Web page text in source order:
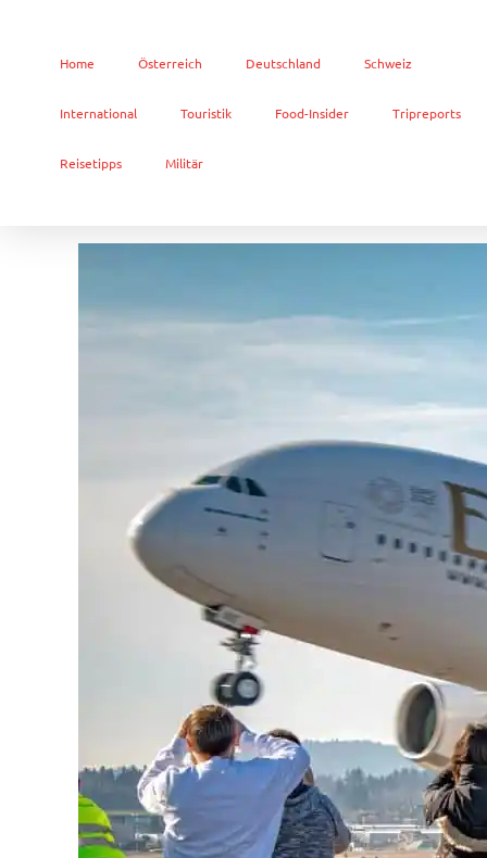
Home Österreich Deutschland Schweiz
International Touristik Food-Insider Tripreports
Reisetipps Militär